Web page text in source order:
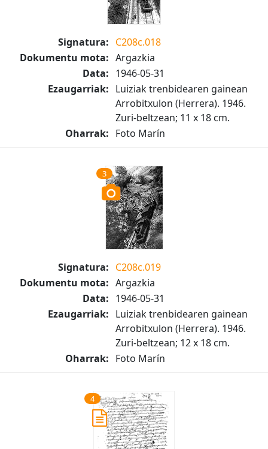
Signatura: C208c.018
Dokumentu mota: Argazkia
Data: 1946-05-31
Ezaugarriak: Luiziak trenbidearen gainean
Arrobitxulon (Herrera). 1946.
Zuri-beltzean; 11 x 18 cm.
Oharrak: Foto Marín
3
Signatura: C208c.019
Dokumentu mota: Argazkia
Data: 1946-05-31
Ezaugarriak: Luiziak trenbidearen gainean
Arrobitxulon (Herrera). 1946.
Zuri-beltzean; 12 x 18 cm.
Oharrak: Foto Marín
4